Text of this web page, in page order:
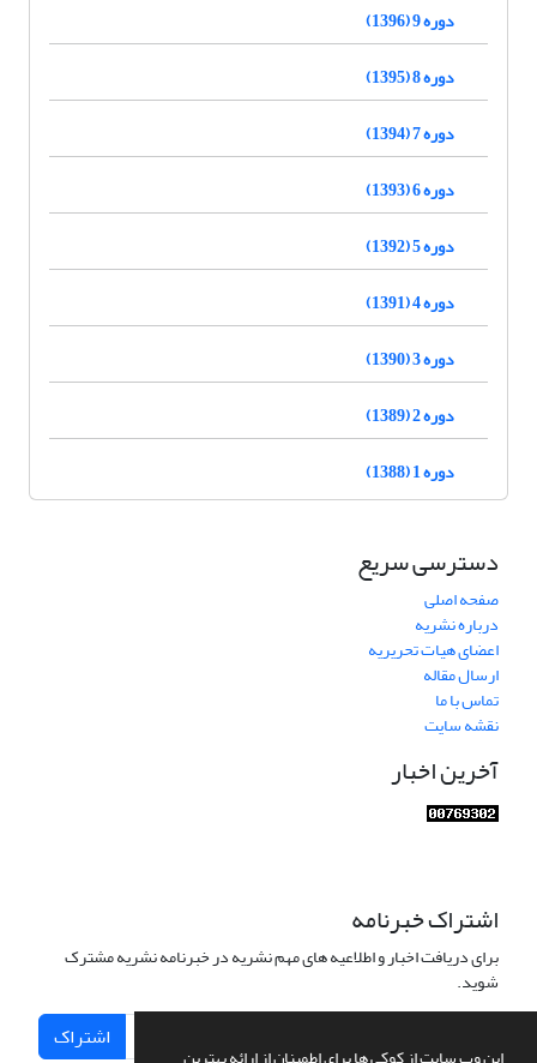
دوره 9 (1396)
دوره 8 (1395)
دوره 7 (1394)
دوره 6 (1393)
دوره 5 (1392)
دوره 4 (1391)
دوره 3 (1390)
دوره 2 (1389)
دوره 1 (1388)
دسترسی سریع
صفحه اصلی
درباره نشریه
اعضای هیات تحریریه
ارسال مقاله
تماس با ما
نقشه سایت
آخرین اخبار
اشتراک خبرنامه
برای دریافت اخبار و اطلاعیه های مهم نشریه در خبرنامه نشریه مشترک
شوید.
اشتراک